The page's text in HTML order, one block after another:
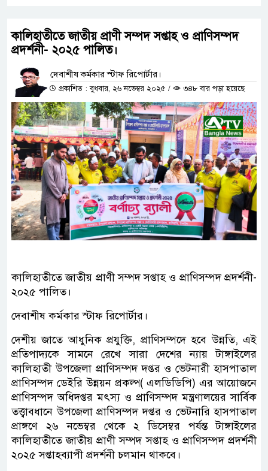
কালিহাতীতে জাতীয় প্রাণী সম্পদ সপ্তাহ ও প্রাণিসম্পদ
প্রদর্শনী- ২০২৫ পালিত।
দেবাশীষ কর্মকার স্টাফ রিপোর্টার।
প্রকাশিত : বুধবার, ২৬ নভেম্বর ২০২৫ / ৩৪৮ বার পড়া হয়েছে
কালিহাতীতে জাতীয় প্রাণী সম্পদ সপ্তাহ ও প্রাণিসম্পদ প্রদর্শনী-
২০২৫ পালিত।
দেবাশীষ কর্মকার স্টাফ রিপোর্টার।
দেশীয় জাতে আধুনিক প্রযুক্তি, প্রাণিসম্পদে হবে উন্নতি, এই
প্রতিপাদ্যকে সামনে রেখে সারা দেশের ন্যায় টাঙ্গাইলের
কালিহাতী উপজেলা প্রাণিসম্পদ দপ্তর ও ভেটনারী হাসপাতাল
প্রাণিসম্পদ ডেইরি উন্নয়ন প্রকল্প( এলডিডিপি) এর আয়োজনে
প্রাণিসম্পদ অধিদপ্তর মৎস্য ও প্রাণিসম্পদ মন্ত্রণালয়ের সার্বিক
তত্ত্বাবধানে উপজেলা প্রাণিসম্পদ দপ্তর ও ভেটনারি হাসপাতাল
প্রাঙ্গণে ২৬ নভেম্বর থেকে ২ ডিসেম্বর পর্যন্ত টাঙ্গাইলের
কালিহাতীতে জাতীয় প্রাণী সম্পদ সপ্তাহ ও প্রাণিসম্পদ প্রদর্শনী
২০২৫ সপ্তাহব্যাপী প্রদর্শনী চলমান থাকবে।